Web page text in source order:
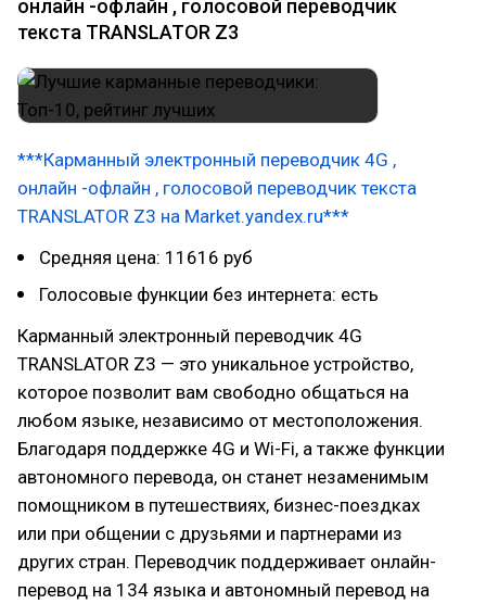
онлайн -офлайн , голосовой переводчик
текста TRANSLATOR Z3
***Карманный электронный переводчик 4G ,
онлайн -офлайн , голосовой переводчик текста
TRANSLATOR Z3 на Market.yandex.ru***
Средняя цена: 11616 руб
Голосовые функции без интернета: есть
Карманный электронный переводчик 4G
TRANSLATOR Z3 — это уникальное устройство,
которое позволит вам свободно общаться на
любом языке, независимо от местоположения.
Благодаря поддержке 4G и Wi-Fi, а также функции
автономного перевода, он станет незаменимым
помощником в путешествиях, бизнес-поездках
или при общении с друзьями и партнерами из
других стран. Переводчик поддерживает онлайн-
перевод на 134 языка и автономный перевод на